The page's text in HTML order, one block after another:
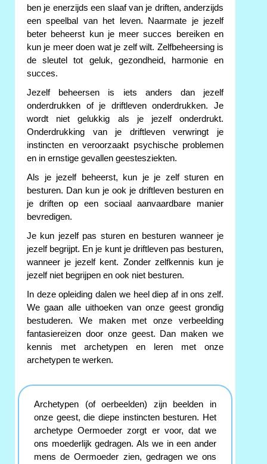
ben je enerzijds een slaaf van je driften, anderzijds
een speelbal van het leven. Naarmate je jezelf
beter beheerst kun je meer succes bereiken en
kun je meer doen wat je zelf wilt. Zelfbeheersing is
de sleutel tot geluk, gezondheid, harmonie en
succes.
Jezelf beheersen is iets anders dan jezelf
onderdrukken of je driftleven onderdrukken. Je
wordt niet gelukkig als je jezelf onderdrukt.
Onderdrukking van je driftleven verwringt je
instincten en veroorzaakt psychische problemen
en in ernstige gevallen geestesziekten.
Als je jezelf beheerst, kun je je zelf sturen en
besturen. Dan kun je ook je driftleven besturen en
je driften op een sociaal aanvaardbare manier
bevredigen.
Je kun jezelf pas sturen en besturen wanneer je
jezelf begrijpt. En je kunt je driftleven pas besturen,
wanneer je jezelf kent. Zonder zelfkennis kun je
jezelf niet begrijpen en ook niet besturen.
In deze opleiding dalen we heel diep af in ons zelf.
We gaan alle uithoeken van onze geest grondig
bestuderen. We maken met onze verbeelding
fantasiereizen door onze geest. Dan maken we
kennis met archetypen en leren met onze
archetypen te werken.
Archetypen (of oerbeelden) zijn beelden in
onze geest, die diepe instincten besturen. Het
archetype Oermoeder zorgt er voor, dat we
ons moederlijk gedragen. Als we in een ander
mens de Oermoeder zien, gedragen we ons